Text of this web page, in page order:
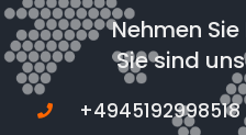
Nehmen
Sie sind
+4945192998518